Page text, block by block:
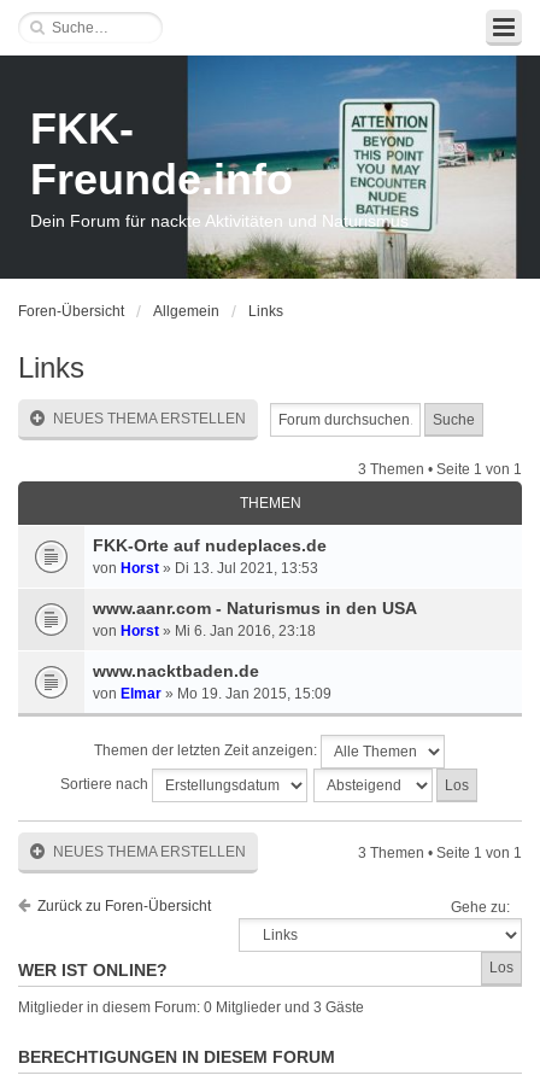
FKK-
Freunde.info
Dein Forum für nackte Aktivitäten und Naturismus
Foren-Übersicht Allgemein Links
Links
NEUES THEMA ERSTELLEN
3 Themen • Seite 1 von 1
THEMEN
FKK-Orte auf nudeplaces.de
von Horst » Di 13. Jul 2021, 13:53
www.aanr.com - Naturismus in den USA
von Horst » Mi 6. Jan 2016, 23:18
www.nacktbaden.de
von Elmar » Mo 19. Jan 2015, 15:09
Themen der letzten Zeit anzeigen:
Sortiere nach
NEUES THEMA ERSTELLEN 3 Themen • Seite 1 von 1
Zurück zu Foren-Übersicht Gehe zu:
WER IST ONLINE?
Mitglieder in diesem Forum: 0 Mitglieder und 3 Gäste
BERECHTIGUNGEN IN DIESEM FORUM